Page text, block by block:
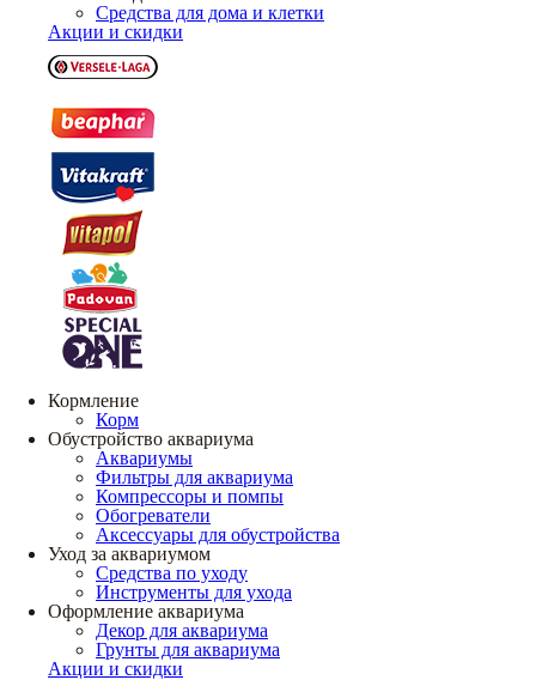
Средства для дома и клетки
Акции и скидки
Кормление
Корм
Обустройство аквариума
Аквариумы
Фильтры для аквариума
Компрессоры и помпы
Обогреватели
Аксессуары для обустройства
Уход за аквариумом
Средства по уходу
Инструменты для ухода
Оформление аквариума
Декор для аквариума
Грунты для аквариума
Акции и скидки